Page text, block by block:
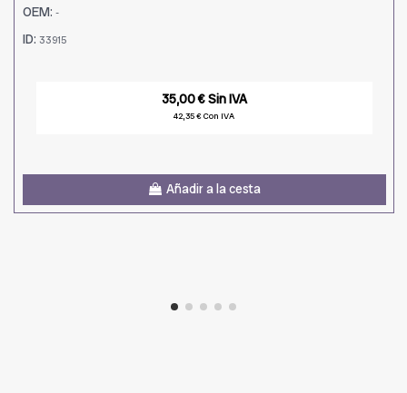
OEM: -
ID: 33915
35,00 € Sin IVA
42,35 € Con IVA
Añadir a la cesta